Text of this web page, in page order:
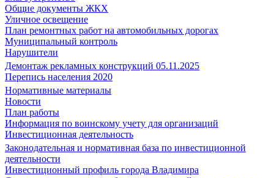
Общие документы ЖКХ
Уличное освещение
План ремонтных работ на автомобильных дорогах
Муниципальный контроль
Нарушители
Демонтаж рекламных конструкций 05.11.2025
Перепись населения 2020
Нормативные материалы
Новости
План работы
Информация по воинскому учету для организаций
Инвестиционная деятельность
Законодательная и нормативная база по инвестиционной
деятельности
Инвестиционный профиль города Владимира